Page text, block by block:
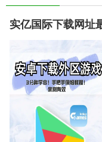
实亿国际下载网址